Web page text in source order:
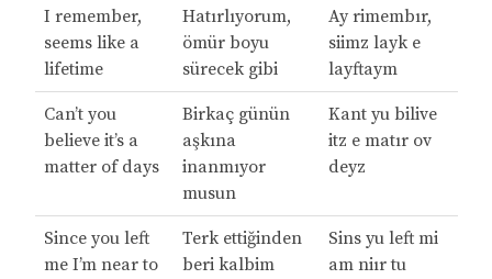
I remember,
seems like a
lifetime
Hatırlıyorum,
ömür boyu
sürecek gibi
Ay rimembır,
siimz layk e
layftaym
Can’t you
believe it’s a
matter of days
Birkaç günün
aşkına
inanmıyor
musun
Kant yu bilive
itz e matır ov
deyz
Since you left
me I’m near to
Terk ettiğinden
beri kalbim
Sins yu left mi
am niır tu